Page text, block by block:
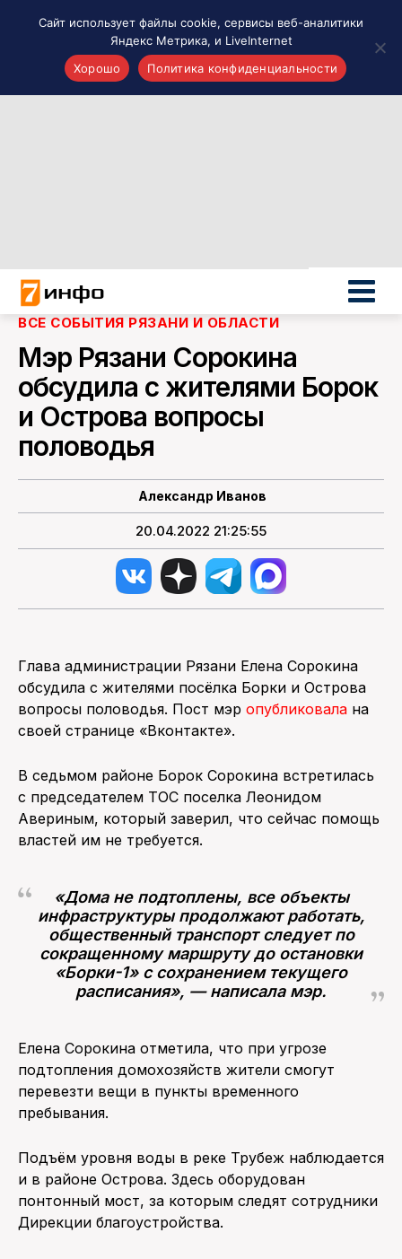
Новости России
Политика
Новости мира
Все материалы 7инфо
О НАС
ПОИСК ПО САЙТУ
ВСЕ СОБЫТИЯ РЯЗАНИ И ОБЛАСТИ
Мэр Рязани Сорокина
обсудила с жителями Борок
и Острова вопросы
половодья
Александр Иванов
20.04.2022 21:25:55
Глава администрации Рязани Елена Сорокина
обсудила с жителями посёлка Борки и Острова
вопросы половодья. Пост мэр опубликовала на
своей странице «Вконтакте».
В седьмом районе Борок Сорокина встретилась
с председателем ТОС поселка Леонидом
Авериным, который заверил, что сейчас помощь
властей им не требуется.
«Дома не подтоплены, все объекты
инфраструктуры продолжают работать,
общественный транспорт следует по
сокращенному маршруту до остановки
«Борки-1» с сохранением текущего
расписания», — написала мэр.
Елена Сорокина отметила, что при угрозе
подтопления домохозяйств жители смогут
перевезти вещи в пункты временного
пребывания.
Подъём уровня воды в реке Трубеж наблюдается
и в районе Острова. Здесь оборудован
понтонный мост, за которым следят сотрудники
Дирекции благоустройства.
Сайт использует файлы cookie, сервисы веб-аналитики
Яндекс Метрика, и LiveInternet
Хорошо
Политика конфиденциальности